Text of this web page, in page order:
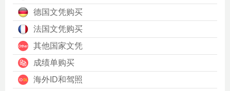
德国文凭购买
法国文凭购买
其他国家文凭
成绩单购买
海外ID和驾照